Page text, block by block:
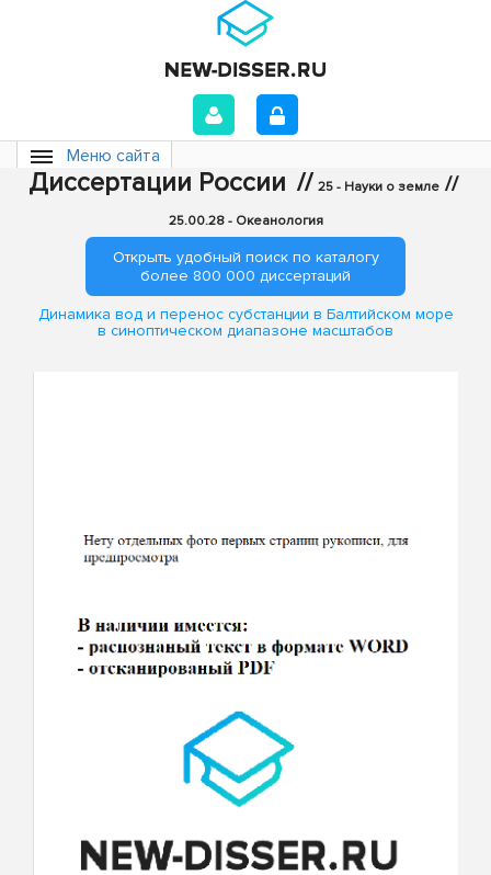
Меню сайта
Диссертации России // 25 - Науки о земле //
25.00.28 - Океанология
Открыть удобный поиск по каталогу
более 800 000 диссертаций
Динамика вод и перенос субстанции в Балтийском море
в синоптическом диапазоне масштабов